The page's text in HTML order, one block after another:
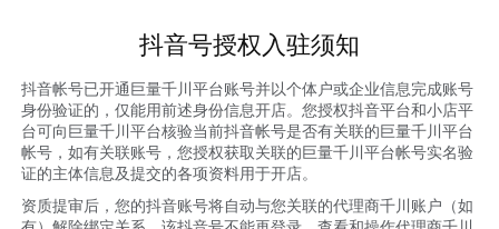
抖音号授权入驻须知
抖音帐号已开通巨量千川平台账号并以个体户或企业信息完成账号
身份验证的，仅能用前述身份信息开店。您授权抖音平台和小店平
台可向巨量千川平台核验当前抖音帐号是否有关联的巨量千川平台
帐号，如有关联账号，您授权获取关联的巨量千川平台帐号实名验
证的主体信息及提交的各项资料用于开店。
资质提审后，您的抖音账号将自动与您关联的代理商千川账户（如